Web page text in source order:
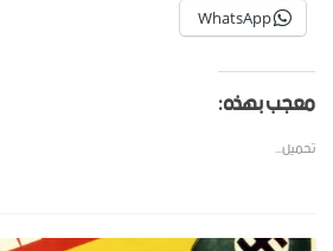
WhatsApp
معجب بهذه:
تحميل...